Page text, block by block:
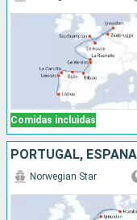
Comidas incluidas
Norwegian Star